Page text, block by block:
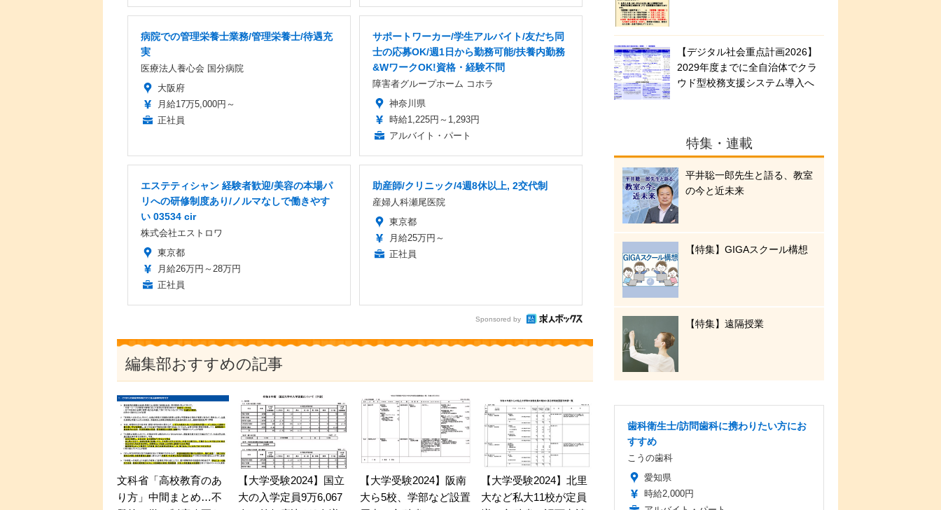
病院での管理栄養士業務/管理栄養士/待遇充
実
医療法人養心会 国分病院
大阪府
月給17万5,000円～
正社員
サポートワーカー/学生アルバイト/友だち同
士の応募OK/週1日から勤務可能/扶養内勤務
&WワークOK!資格・経験不問
障害者グループホーム コホラ
神奈川県
時給1,225円～1,293円
アルバイト・パート
エステティシャン 経験者歓迎/美容の本場パ
リへの研修制度あり/ノルマなしで働きやす
い 03534 cir
株式会社エストロワ
東京都
月給26万円～28万円
正社員
助産師/クリニック/4週8休以上, 2交代制
産婦人科瀬尾医院
東京都
月給25万円～
正社員
Sponsored by
編集部おすすめの記事
文科省「高校教育のあ
り方」中間まとめ…不
【大学受験2024】国立
大の入学定員9万6,067
【大学受験2024】阪南
大ら5校、学部など設置
【大学受験2024】北里
大など私大11校が定員
【デジタル社会重点計画2026】
2029年度までに全自治体でクラ
ウド型校務支援システム導入へ
特集・連載
平井聡一郎先生と語る、教室
の今と近未来
【特集】GIGAスクール構想
【特集】遠隔授業
歯科衛生士/訪問歯科に携わりたい方にお
すすめ
こうの歯科
愛知県
時給2,000円